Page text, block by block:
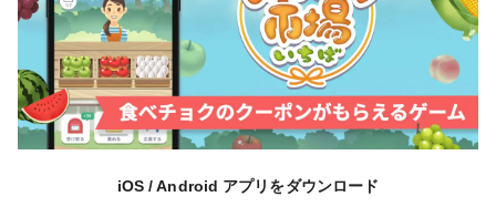
iOS / Android アプリをダウンロード